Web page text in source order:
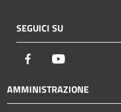
SEGUICI SU
Facebook
AMMINISTRAZIONE